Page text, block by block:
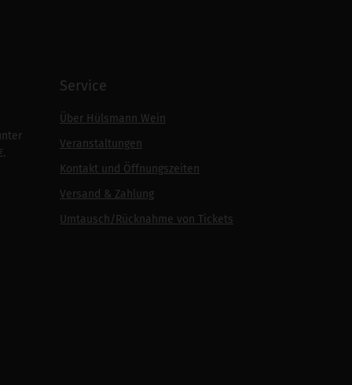
Service
Über Hülsmann Wein
Veranstaltungen
Kontakt und Öffnungszeiten
Versand & Zahlung
Umtausch/Rücknahme von Tickets